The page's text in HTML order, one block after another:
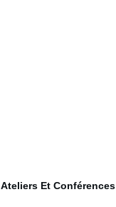
Ateliers Et Conférences